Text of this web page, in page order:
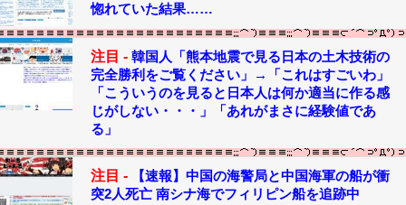
惚れていた結果……
注目 - 韓国人「熊本地震で見る日本の土木技術の
完全勝利をご覧ください」→「これはすごいわ」
「こういうのを見ると日本人は何か適当に作る感
じがしない・・・」「あれがまさに経験値であ
る」
注目 -
【速報】中国の海警局と中国海軍の船が衝
突2人死亡 南シナ海でフィリピン船を追跡中